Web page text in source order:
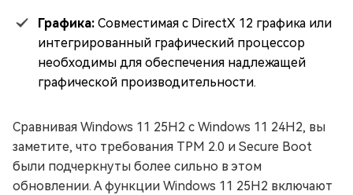
Графика: Совместимая с DirectX 12 графика или
интегрированный графический процессор
необходимы для обеспечения надлежащей
графической производительности.
Сравнивая Windows 11 25H2 с Windows 11 24H2, вы
заметите, что требования TPM 2.0 и Secure Boot
были подчеркнуты более сильно в этом
обновлении. А функции Windows 11 25H2 включают